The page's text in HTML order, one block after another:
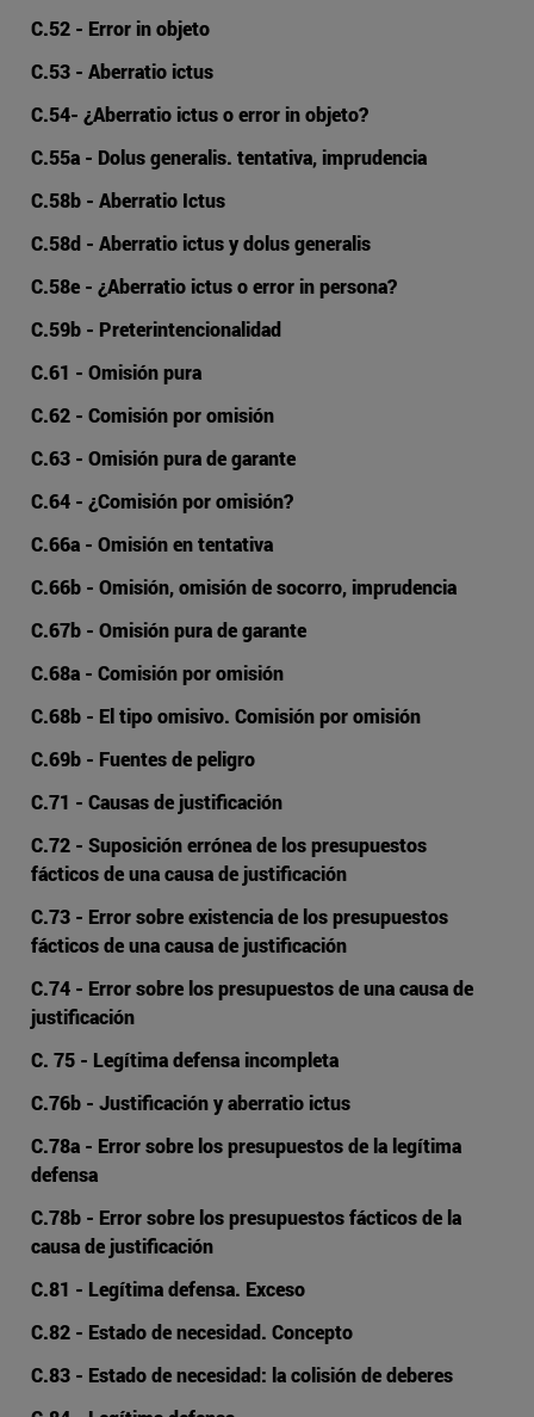
C.52 - Error in objeto
C.53 - Aberratio ictus
C.54- ¿Aberratio ictus o error in objeto?
C.55a - Dolus generalis. tentativa, imprudencia
C.58b - Aberratio Ictus
C.58d - Aberratio ictus y dolus generalis
C.58e - ¿Aberratio ictus o error in persona?
C.59b - Preterintencionalidad
C.61 - Omisión pura
C.62 - Comisión por omisión
C.63 - Omisión pura de garante
C.64 - ¿Comisión por omisión?
C.66a - Omisión en tentativa
C.66b - Omisión, omisión de socorro, imprudencia
C.67b - Omisión pura de garante
C.68a - Comisión por omisión
C.68b - El tipo omisivo. Comisión por omisión
C.69b - Fuentes de peligro
C.71 - Causas de justificación
C.72 - Suposición errónea de los presupuestos
fácticos de una causa de justificación
C.73 - Error sobre existencia de los presupuestos
fácticos de una causa de justificación
C.74 - Error sobre los presupuestos de una causa de
justificación
C. 75 - Legítima defensa incompleta
C.76b - Justificación y aberratio ictus
C.78a - Error sobre los presupuestos de la legítima
defensa
C.78b - Error sobre los presupuestos fácticos de la
causa de justificación
C.81 - Legítima defensa. Exceso
C.82 - Estado de necesidad. Concepto
C.83 - Estado de necesidad: la colisión de deberes